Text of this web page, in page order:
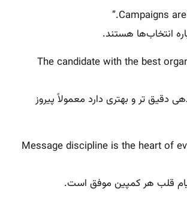
انتخاب‌ها هستند.
“The candidate with the best
دقیق تر و بهتری دارد معمولاً پیروز
“Message discipline is the heart of
قلب هر کمپین موفق است.